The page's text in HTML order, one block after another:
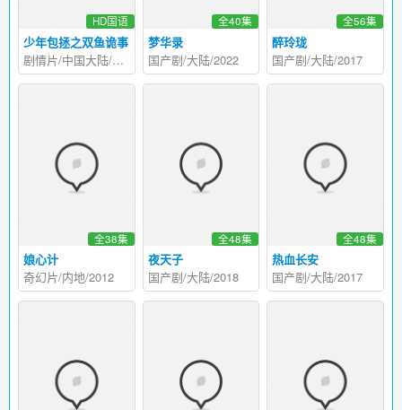
少年包拯之双鱼诡事
HD国语
剧情片/中国大陆/2024
梦华录
全40集
国产剧/大陆/2022
醉玲珑
全56集
国产剧/大陆/2017
娘心计
全38集
奇幻片/内地/2012
夜天子
全48集
国产剧/大陆/2018
热血长安
全48集
国产剧/大陆/2017